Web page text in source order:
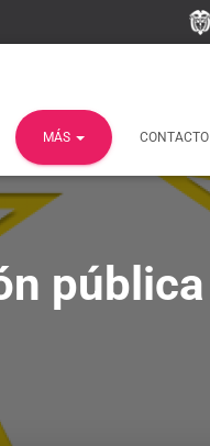
MÁS CONTACTO
pública